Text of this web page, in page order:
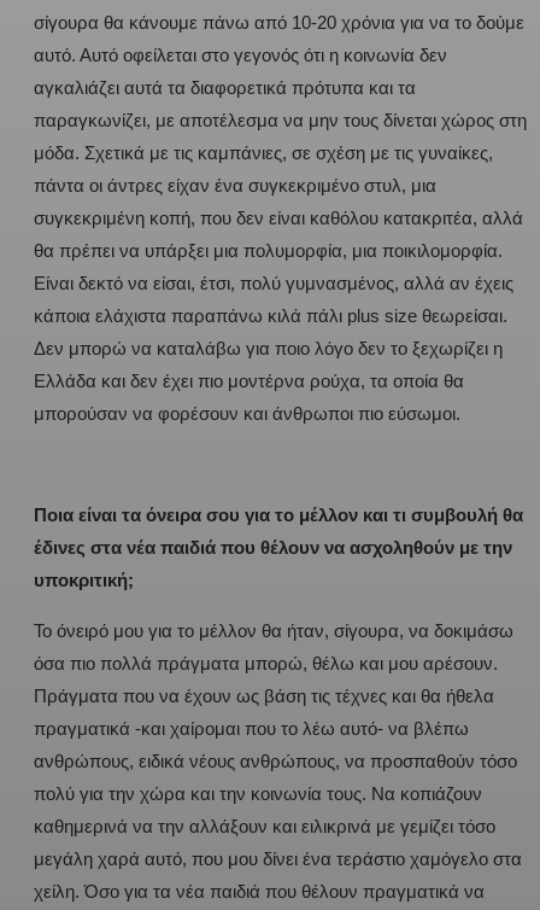
σίγουρα θα κάνουμε πάνω από 10-20 χρόνια για να το δούμε
αυτό. Αυτό οφείλεται στο γεγονός ότι η κοινωνία δεν
αγκαλιάζει αυτά τα διαφορετικά πρότυπα και τα
παραγκωνίζει, με αποτέλεσμα να μην τους δίνεται χώρος στη
μόδα. Σχετικά με τις καμπάνιες, σε σχέση με τις γυναίκες,
πάντα οι άντρες είχαν ένα συγκεκριμένο στυλ, μια
συγκεκριμένη κοπή, που δεν είναι καθόλου κατακριτέα, αλλά
θα πρέπει να υπάρξει μια πολυμορφία, μια ποικιλομορφία.
Είναι δεκτό να είσαι, έτσι, πολύ γυμνασμένος, αλλά αν έχεις
κάποια ελάχιστα παραπάνω κιλά πάλι plus size θεωρείσαι.
Δεν μπορώ να καταλάβω για ποιο λόγο δεν το ξεχωρίζει η
Ελλάδα και δεν έχει πιο μοντέρνα ρούχα, τα οποία θα
μπορούσαν να φορέσουν και άνθρωποι πιο εύσωμοι.
Ποια είναι τα όνειρα σου για το μέλλον και τι συμβουλή θα
έδινες στα νέα παιδιά που θέλουν να ασχοληθούν με την
υποκριτική;
Το όνειρό μου για το μέλλον θα ήταν, σίγουρα, να δοκιμάσω
όσα πιο πολλά πράγματα μπορώ, θέλω και μου αρέσουν.
Πράγματα που να έχουν ως βάση τις τέχνες και θα ήθελα
πραγματικά -και χαίρομαι που το λέω αυτό- να βλέπω
ανθρώπους, ειδικά νέους ανθρώπους, να προσπαθούν τόσο
πολύ για την χώρα και την κοινωνία τους. Να κοπιάζουν
καθημερινά να την αλλάξουν και ειλικρινά με γεμίζει τόσο
μεγάλη χαρά αυτό, που μου δίνει ένα τεράστιο χαμόγελο στα
χείλη. Όσο για τα νέα παιδιά που θέλουν πραγματικά να